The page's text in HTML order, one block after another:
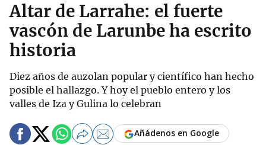
Altar de Larrahe: el fuerte
vascón de Larunbe ha escrito
historia
Diez años de auzolan popular y científico han hecho
posible el hallazgo. Y hoy el pueblo entero y los
valles de Iza y Gulina lo celebran
Añádenos en Google